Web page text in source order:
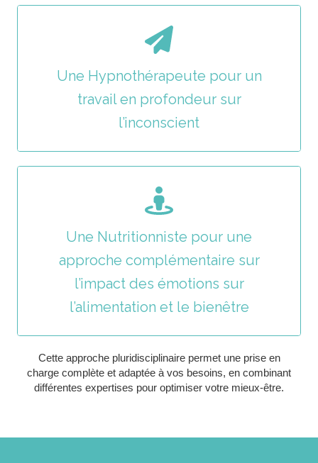
Une Hypnothérapeute pour un
travail en profondeur sur
l’inconscient
Une Nutritionniste pour une
approche complémentaire sur
l’impact des émotions sur
l’alimentation et le bienêtre
Cette approche pluridisciplinaire permet une prise en
charge complète et adaptée à vos besoins, en combinant
différentes expertises pour optimiser votre mieux-être.